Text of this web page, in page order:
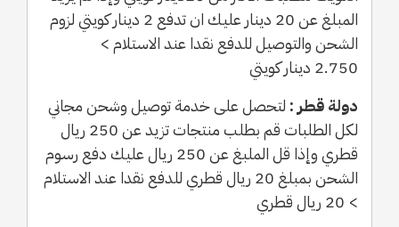
المبلغ عن 20 دينار عليك ان تدفع 2 دينار كويتي لزوم
الشحن والتوصيل للدفع نقدا عند الاستلام >
2.750 دينار كويتي
دولة قطر : لتحصل على خدمة توصيل وشحن مجاني
لكل الطلبات قم بطلب منتجات تزيد عن 250 ريال
قطري وإذا قل الملبغ عن 250 ريال عليك دفع رسوم
الشحن بمبلغ 20 ريال قطري للدفع نقدا عند الاستلام
> 20 ريال قطري